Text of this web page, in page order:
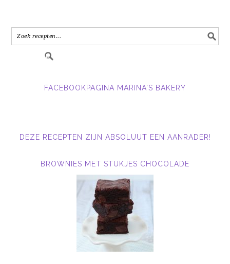
in.....
FACEBOOKPAGINA MARINA'S BAKERY
DEZE RECEPTEN ZIJN ABSOLUUT EEN AANRADER!
BROWNIES MET STUKJES CHOCOLADE